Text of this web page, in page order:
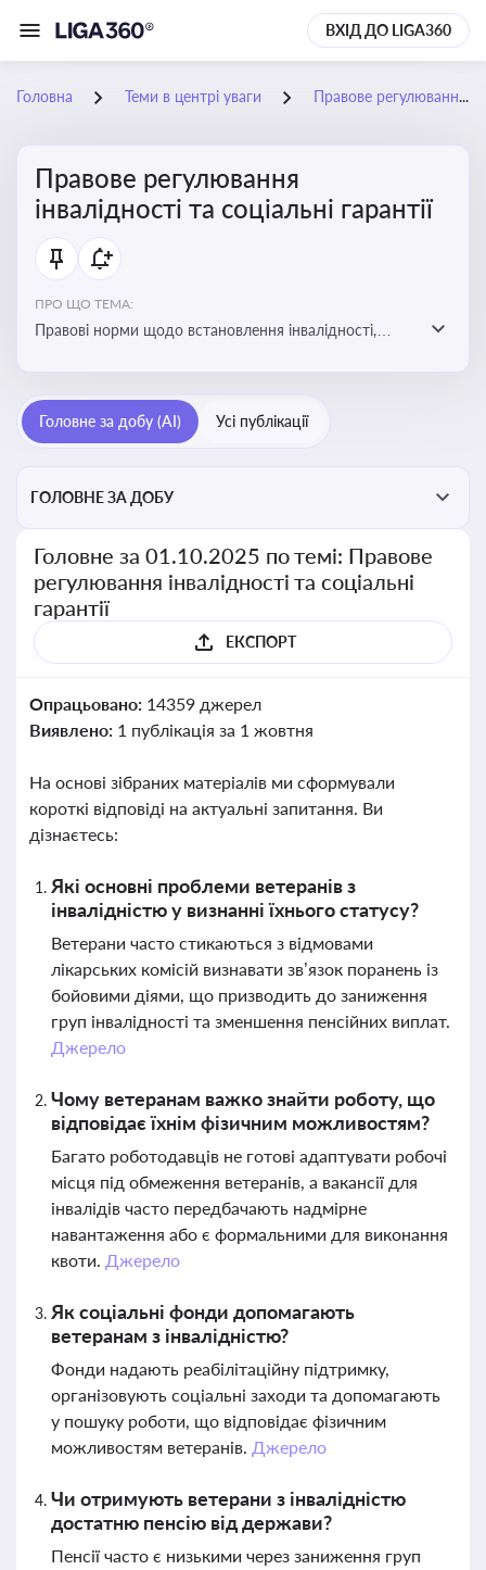
ВХІД ДО LIGA360
Головна Теми в центрі уваги Правове регулювання інвалідності та соціальні гарантії
Правове регулювання
інвалідності та соціальні гарантії
ПРО ЩО ТЕМА:
Правові норми щодо встановлення інвалідності,
Головне за добу (AI) Усі публікації
ГОЛОВНЕ ЗА ДОБУ
Головне за 01.10.2025 по темі: Правове
регулювання інвалідності та соціальні
гарантії
ЕКСПОРТ
Опрацьовано: 14359 джерел
Виявлено: 1 публікація за 1 жовтня
На основі зібраних матеріалів ми сформували
короткі відповіді на актуальні запитання. Ви
дізнаєтесь:
Які основні проблеми ветеранів з
інвалідністю у визнанні їхнього статусу?
Ветерани часто стикаються з відмовами
лікарських комісій визнавати зв’язок поранень із
бойовими діями, що призводить до заниження
груп інвалідності та зменшення пенсійних виплат.
Джерело
Чому ветеранам важко знайти роботу, що
відповідає їхнім фізичним можливостям?
Багато роботодавців не готові адаптувати робочі
місця під обмеження ветеранів, а вакансії для
інвалідів часто передбачають надмірне
навантаження або є формальними для виконання
квоти. Джерело
Як соціальні фонди допомагають
ветеранам з інвалідністю?
Фонди надають реабілітаційну підтримку,
організовують соціальні заходи та допомагають
у пошуку роботи, що відповідає фізичним
можливостям ветеранів. Джерело
Чи отримують ветерани з інвалідністю
достатню пенсію від держави?
Пенсії часто є низькими через заниження груп